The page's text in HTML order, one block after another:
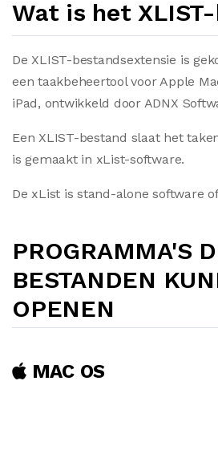
Wat is het
De XLIST-bestandsextensie is
een taakbeheertool voor Apple
iPad, ontwikkeld door ADNX
Een XLIST-bestand slaat het
is gemaakt in xList-software.
De xList is stand-alone software
PROGRAMMA'S
BESTANDEN
OPENEN
MAC OS